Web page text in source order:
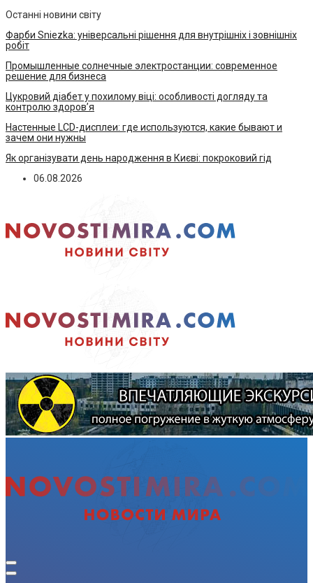
Останні новини світу
Фарби Sniezka: універсальні рішення для внутрішніх і зовнішніх
робіт
Промышленные солнечные электростанции: современное
решение для бизнеса
Цукровий діабет у похилому віці: особливості догляду та
контролю здоров’я
Настенные LCD-дисплеи: где используются, какие бывают и
зачем они нужны
Як організувати день народження в Києві: покроковий гід
06.08.2026